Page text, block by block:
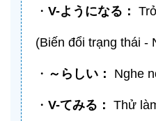
・ V-ようになる ：
(Biến đổi trạng thái -
・ ～らしい： Nghe
・ V-てみる ： Thử